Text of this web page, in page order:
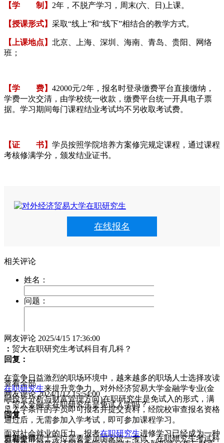
【学 制】 2年，不脱产学习，周末(六、日)上课。
【授课形式】 采取“线上”和“线下”相结合的教学方式。
【上课地点】 北京、上海、深圳、海南、青岛、贵阳、网络
班；
【学 费】 42000元/2年，报名时登录缴费平台直接缴纳，
学费一次交清，由学校统一收款，缴费平台统一开具电子票
据。学习期间每门课程结业考试均不另收取考试费。
【证 书】 学员按照学院培养方案修完规定课程，通过课程
考核修满学分，颁发结业证书。
在线报名
网友评论 2025/4/15 17:36:00
： 贸大在职研究生考试科目有几科？
回复：
在竞争日益激烈的职场环境中，越来越多的职场人士选择攻读
在职研究生来提升竞争力。对外经济贸易大学金融学专业(金
融投资分析与财富管理方向)在职研究生是免试入的形式，满
足入学条件的学员即可报名并提交资料，经院校审查报名资格
通过后，无需参加入学考试，即可参加课程学习。
后期申请硕士学位需要参加国家统一考试，在职研究生考试科
查看全部
网友评论 2024/1/12 15:54:00
：贸大金融学在职研究生是免试入学吗？
回复：
面对社会就业的压力，报考在职研究生进修学习已经成为一种
查看全部